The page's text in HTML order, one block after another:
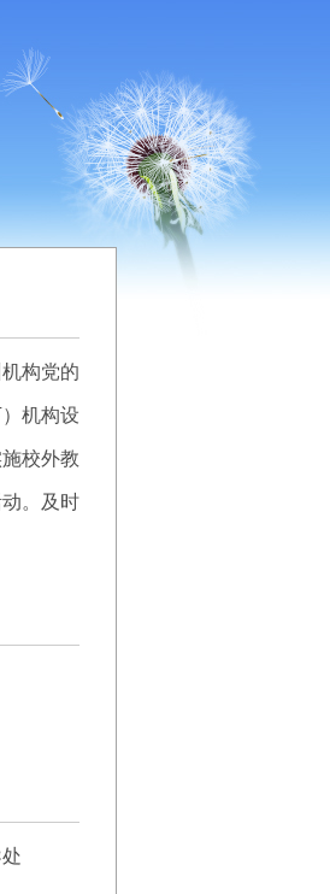
构党的
机构设
校外教
。及时